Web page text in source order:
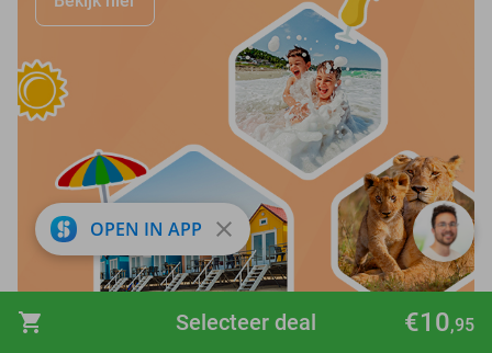
shopping_cart €10,95
Selecteer deal favorite_border
OPEN IN APP close